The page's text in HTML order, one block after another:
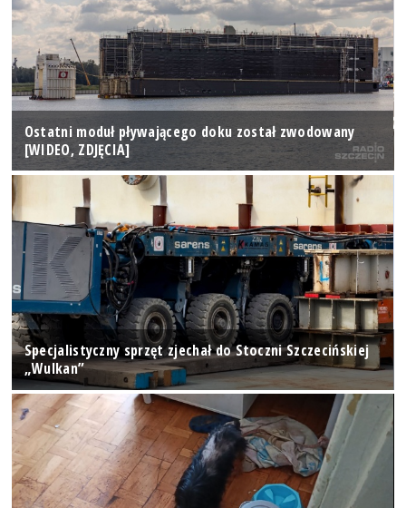
Ostatni moduł pływającego doku został zwodowany
[WIDEO, ZDJĘCIA]
Specjalistyczny sprzęt zjechał do Stoczni Szczecińskiej
„Wulkan”